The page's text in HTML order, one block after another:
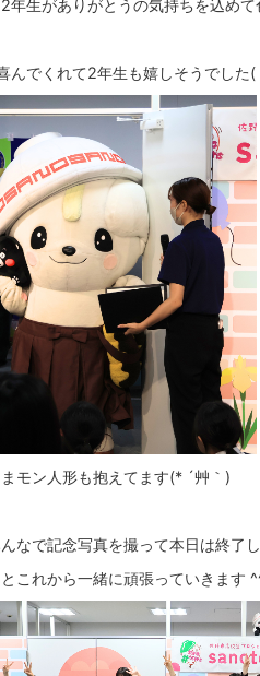
年生がありがとうの気持ちを込めて
んでくれて2年生も嬉しそうでした(
モン人形も抱えてます(* ´艸｀)
なで記念写真を撮って本日は終了し
これから一緒に頑張っていきます